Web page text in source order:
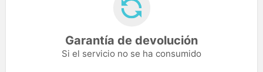
Garantía de devolución
Si el servicio no se ha consumido